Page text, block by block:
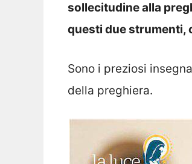
sollecitudine alla
questi duestrumenti,
Sono i preziosi
della preghiera.